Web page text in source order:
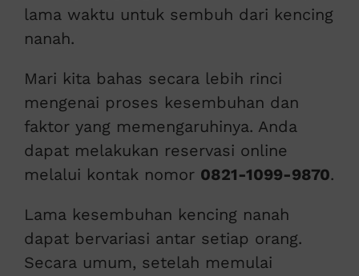
lama waktu untuk sembuh dari kencing
nanah.
Mari kita bahas secara lebih rinci
mengenai proses kesembuhan dan
faktor yang memengaruhinya. Anda
dapat melakukan reservasi online
melalui kontak nomor 0821-1099-9870.
Lama kesembuhan kencing nanah
dapat bervariasi antar setiap orang.
Secara umum, setelah memulai